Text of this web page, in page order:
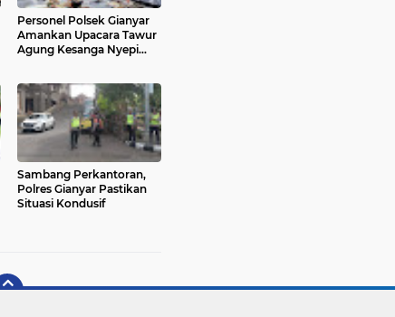
Personel Polsek Gianyar
Amankan Upacara Tawur
Agung Kesanga Nyepi
Sambang Perkantoran,
Polres Gianyar Pastikan
Situasi Kondusif